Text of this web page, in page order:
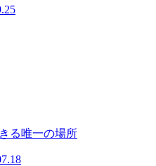
る唯一の場所